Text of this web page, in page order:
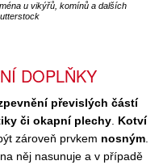
u vikýřů, komínů a dalších
DOPLŇKY
převislých částí
či okapní plechy Kotví
zároveň prvkem nosným
něj nasunuje a v případě